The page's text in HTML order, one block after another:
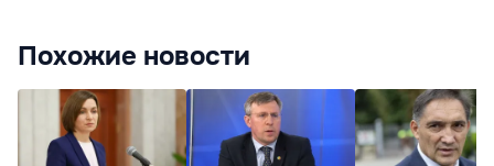
Похожие новости